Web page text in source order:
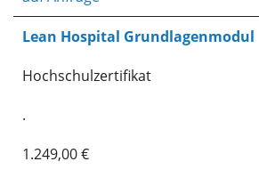
Lean Hospital Grundlagenmodul
Hochschulzertifikat
.
1.249,00 €